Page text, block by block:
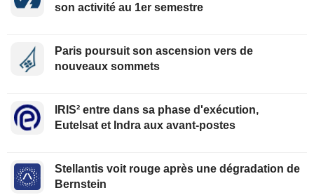
son activité au 1er semestre
Paris poursuit son ascension vers de
nouveaux sommets
IRIS² entre dans sa phase d'exécution,
Eutelsat et Indra aux avant-postes
Stellantis voit rouge après une dégradation de
Bernstein